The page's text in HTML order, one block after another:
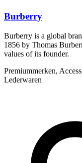
Burberry
Burberry is a global
1856 by Thomas
values of its founder.
Premiummerken,
Lederwaren